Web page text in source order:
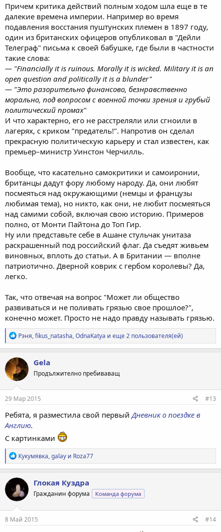
Причем критика действий полным ходом шла еще в те
далекие времена империи. Например во время
подавления восстания пуштунских племен в 1897 году,
один из британских офицеров опубликовал в "Дейли
Телеграф" письма к своей бабушке, где были в частности
такие слова:
— "Financially it is ruinous. Morally it is wicked. Military it is an
open question and politically it is a blunder"
— "Это разорительно финансово, безнравственно
морально, под вопросом с военной точки зрения и грубый
политический промах"
И что характерно, его не расстреляли или сгноили в
лагерях, с криком "предатель!". Напротив он сделал
прекрасную политическую карьеру и стал известен, как
премьер–министр Уинстон Черчилль.
Вообще, что касательно самокритики и самоиронии,
британцы дадут фору любому народу. Да, они любят
посмеяться над окружающими (немцы и французы
любимая тема), но никто, как они, не любит посмеяться
над самими собой, включая свою историю. Примеров
полно, от Монти Пайтона до Топ Гир.
Ну или представьте себе в Ашане стульчак унитаза
раскрашенный под российский флаг. Да съедят живьем
виновных, вплоть до статьи. А в Британии — вполне
патриотично. Дверной коврик с гербом королевы? Да,
легко.
Так, что отвечая на вопрос "Может ли общество
развиваться и не поливать грязью свое прошлое?",
конечно может. Просто не надо правду называть грязью.
Р
е
а
к
ц
и
и
:
Рэня,fikus_natasha,OdnaKatya и еще 2 пользователя(ей)
Gela
Продължително пребиваващ
29 Мар 2015 #13
Ребята, я разместила свой первыйДневник о поездке в
Англию.
С картинками
Р
е
а
к
ц
и
и
:
Кукумявка,galay и Roza77
Глокая Куздра
Гражданин форума Команда форума
8 Май 2015 #14